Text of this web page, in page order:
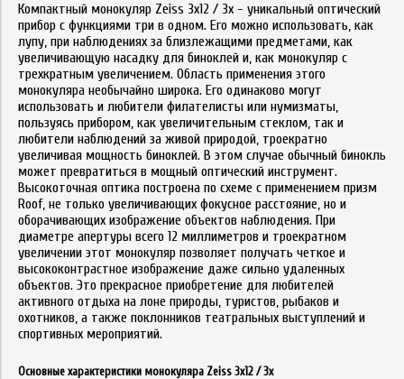
Компактный монокуляр Zeiss 3x12 / 3х - уникальный оптический
прибор с функциями три в одном. Его можно использовать, как
лупу, при наблюдениях за близлежащими предметами, как
увеличивающую насадку для биноклей и, как монокуляр с
трехкратным увеличением. Область применения этого
монокуляра необычайно широка. Его одинаково могут
использовать и любители филателисты или нумизматы,
пользуясь прибором, как увеличительным стеклом, так и
любители наблюдений за живой природой, троекратно
увеличивая мощность биноклей. В этом случае обычный бинокль
может превратиться в мощный оптический инструмент.
Высокоточная оптика построена по схеме с применением призм
Roof, не только увеличивающих фокусное расстояние, но и
оборачивающих изображение объектов наблюдения. При
диаметре апертуры всего 12 миллиметров и троекратном
увеличении этот монокуляр позволяет получать четкое и
высококонтрастное изображение даже сильно удаленных
объектов. Это прекрасное приобретение для любителей
активного отдыха на лоне природы, туристов, рыбаков и
охотников, а также поклонников театральных выступлений и
спортивных мероприятий.
Основные характеристики монокуляра Zeiss 3x12 / 3х